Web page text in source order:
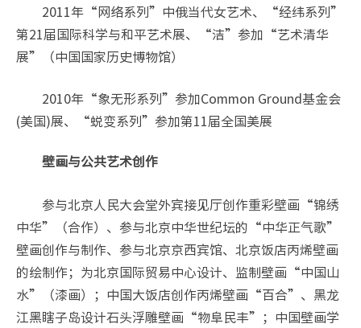
2011年“网络系列”中俄当代女艺术、“经纬系列”
第21届国际科学与和平艺术展、“洁”参加“艺术清华
展”（中国国家历史博物馆）
2010年“象无形系列”参加Common Ground基金会
(美国)展、“蜕变系列”参加第11届全国美展
壁画与公共艺术创作
参与北京人民大会堂外宾接见厅创作重彩壁画“锦绣
中华”（合作）、参与北京中华世纪坛的“中华正气歌”
壁画创作与制作、参与北京京西宾馆、北京饭店丙烯壁画
的绘制作；为北京国际贸易中心设计、监制壁画“中国山
水”（漆画）；中国大饭店创作丙烯壁画“百合”、黑龙
江黑瞎子岛设计石头浮雕壁画“物阜民丰”；中国壁画学